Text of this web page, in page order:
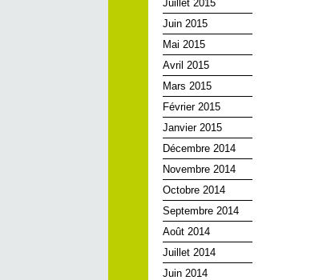
Juillet 2015
Juin 2015
Mai 2015
Avril 2015
Mars 2015
Février 2015
Janvier 2015
Décembre 2014
Novembre 2014
Octobre 2014
Septembre 2014
Août 2014
Juillet 2014
Juin 2014